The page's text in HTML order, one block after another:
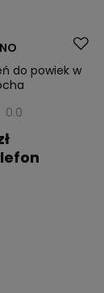
do powiek w
0.0